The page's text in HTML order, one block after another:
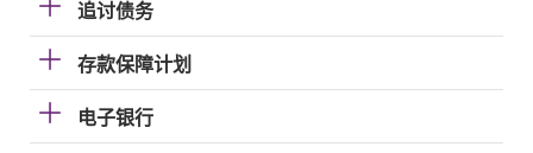
追讨债务
存款保障计划
电子银行